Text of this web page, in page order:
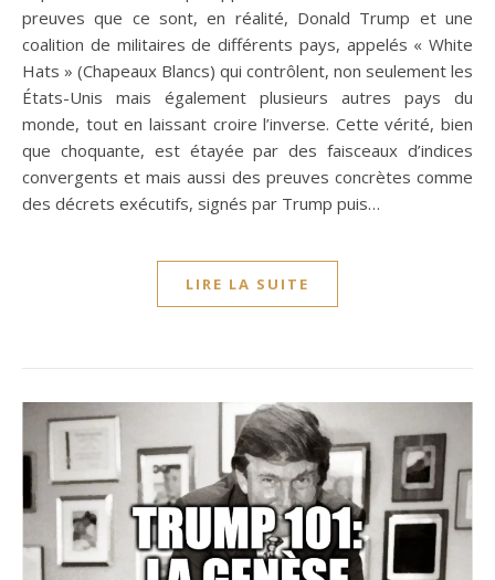
preuves que ce sont, en réalité, Donald Trump et une
coalition de militaires de différents pays, appelés « White
Hats » (Chapeaux Blancs) qui contrôlent, non seulement les
États-Unis mais également plusieurs autres pays du
monde, tout en laissant croire l’inverse. Cette vérité, bien
que choquante, est étayée par des faisceaux d’indices
convergents et mais aussi des preuves concrètes comme
des décrets exécutifs, signés par Trump puis…
LIRE LA SUITE